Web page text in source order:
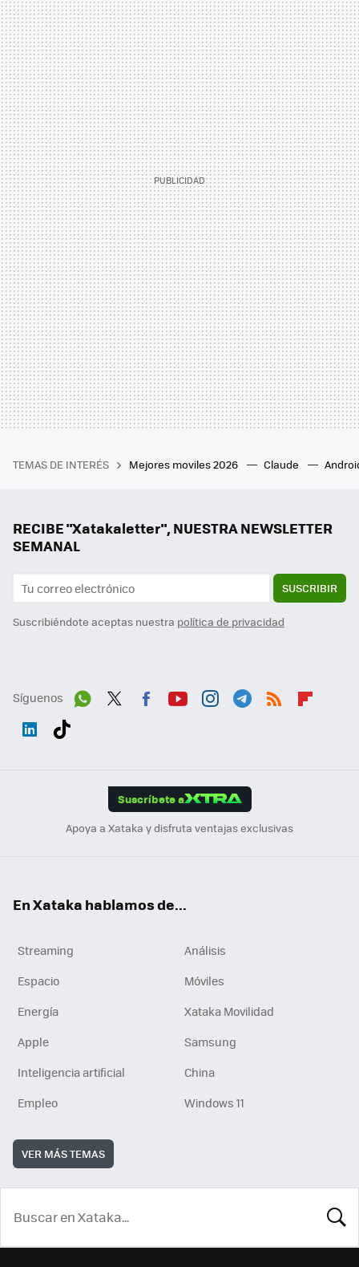
TEMAS DE INTERÉS Mejores moviles 2026 Claude
RECIBE "Xatakaletter", NUESTRA NEWSLETTER
SEMANAL
SUSCRIBIR
Suscribiéndote aceptas nuestra política de privacidad
Síguenos
Suscríbete a
Apoya a Xataka y disfruta ventajas exclusivas
En Xataka hablamos de...
Streaming
Análisis
Espacio
Móviles
Energía
Xataka Movilidad
Apple
Samsung
Inteligencia artificial
China
Empleo
Windows 11
VER MÁS TEMAS